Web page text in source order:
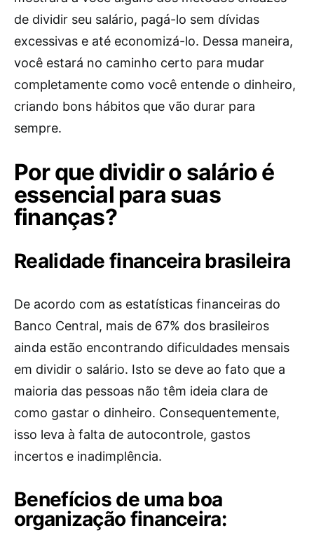
de dividir seu salário, pagá-lo sem dívidas
excessivas e até economizá-lo. Dessa maneira,
você estará no caminho certo para mudar
completamente como você entende o dinheiro,
criando bons hábitos que vão durar para
sempre.
Por que dividir o salário é
essencial para suas
finanças?
Realidade financeira brasileira
De acordo com as estatísticas financeiras do
Banco Central, mais de 67% dos brasileiros
ainda estão encontrando dificuldades mensais
em dividir o salário. Isto se deve ao fato que a
maioria das pessoas não têm ideia clara de
como gastar o dinheiro. Consequentemente,
isso leva à falta de autocontrole, gastos
incertos e inadimplência.
Benefícios de uma boa
organização financeira: